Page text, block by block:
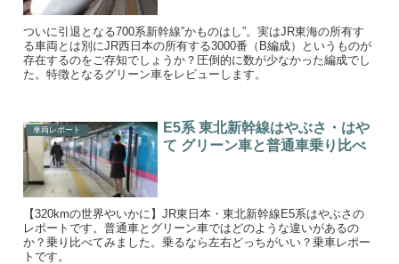
ついに引退となる700系新幹線”かものはし”。実はJR東海の所有す
る車両とは別にJR西日本の所有する3000番（B編成）というものが
存在するのをご存知でしょうか？圧倒的に数が少なかった編成でし
た。特徴となるグリーン車をレビューします。
車両レポート
E5系 東北新幹線はやぶさ・はや
て グリーン車と普通車乗り比べ
【320kmの世界やいかに】JR東日本・東北新幹線E5系はやぶさの
レポートです。普通車とグリーン車ではどのような違いがあるの
か？乗り比べてみました。乗るなら左右どっちがいい？乗車レポー
トです。